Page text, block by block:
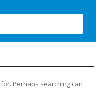
Perhaps searching can